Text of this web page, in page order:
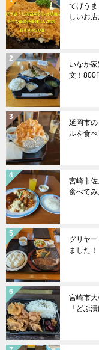
てげう
しいお
いなか
文！800
延岡市
ルを食
宮崎市
食べてみ
グリヤ
ました！
宮崎市
「どぶ